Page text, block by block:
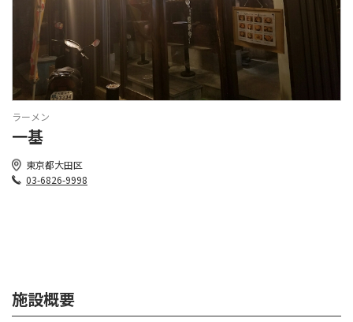
ラーメン
一基
東京都大田区
03-6826-9998
施設概要